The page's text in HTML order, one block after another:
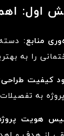
اول:
منابع:
را به
کیفیت
به
هویت